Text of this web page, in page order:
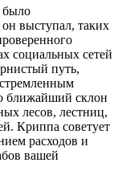
было
выступал, таких
социальных сетей
путь,
ближайший склон
лесов, лестниц,
Криппа советует
расходов и
вашей